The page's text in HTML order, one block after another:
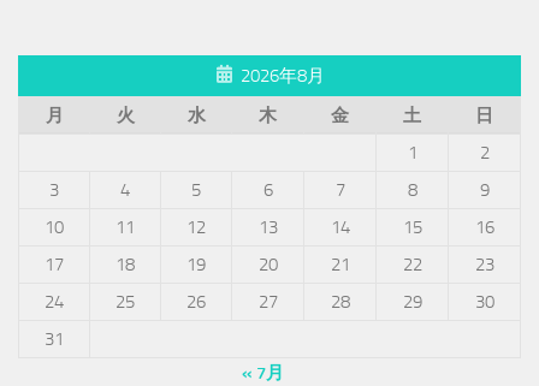
2026年8月
月
火 水 木 金 土
日
1
2
3
4 5 6 7 8
9
10
11 12 13 14 15
16
17
18 19 20 21 22
23
24
25 26 27 28 29
30
31
« 7月